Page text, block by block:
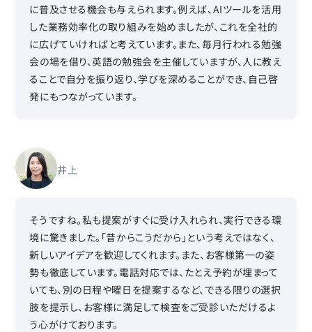
に普及させる機会も与えられます。例えば、AIツールを活用
した業務効率化の取り組みを始めましたが、これを全社的
に広げていければと考えています。また、毎月行われる勉強
会の場を借り、英語の勉強会を主催していますが、人に教え
ることで自分を振り返り、学びを深めることができ、自己啓
発にもつながっています。
井上
そうですね。私も提案がすぐに受け入れられ、実行できる環
境に驚きました。「昔からこうだから」という考えではなく、
新しいアイデアを歓迎してくれます。また、お客様第一の姿
勢も徹底しています。電話対応では、たとえ予約が埋まって
いても、別の日程や曜日を提案するなど、できる限りの選択
肢を提示し、お客様に満足して検査をご受診いただけるよ
う心がけております。